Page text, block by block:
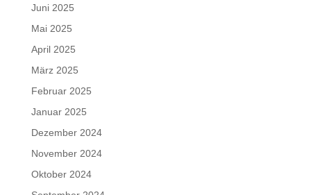
Juni 2025
Mai 2025
April 2025
März 2025
Februar 2025
Januar 2025
Dezember 2024
November 2024
Oktober 2024